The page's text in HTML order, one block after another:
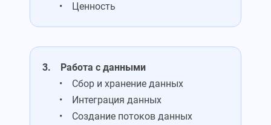
• Ценность
3. Работа с данными
• Сбор и хранение данных
• Интеграция данных
• Создание потоков данных